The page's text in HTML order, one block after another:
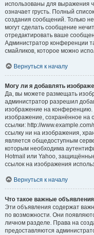
использованы для выражения
означает грусть. Полный
создания сообщений. Только
могут сделать сообщение
отредактировать ваше
Администратор конференции
смайликов, которое можно
Вернуться к началу
Могу ли я добавлять
Да, вы можете размещать
администратор разрешил
изображение на конференцию.
изображение, сохранённое на
ссылки: http://
ссылку ни на изображения,
является общедоступным
которым необходима
Hotmail или Yahoo,
ссылок на изображения
Вернуться к началу
Что такое важные
Эти объявления содержат
по возможности. Они
личном разделе. Права на
предоставляются